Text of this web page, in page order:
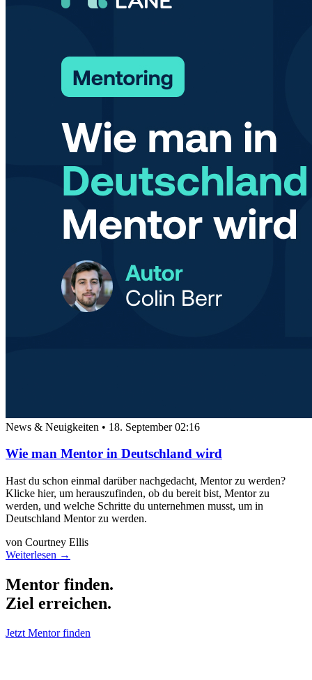
News & Neuigkeiten • 18. September 02:16
Wie man Mentor in Deutschland wird
Hast du schon einmal darüber nachgedacht, Mentor zu werden?
Klicke hier, um herauszufinden, ob du bereit bist, Mentor zu
werden, und welche Schritte du unternehmen musst, um in
Deutschland Mentor zu werden.
von Courtney Ellis
Weiterlesen →
Mentor finden.
Ziel erreichen.
Jetzt Mentor finden